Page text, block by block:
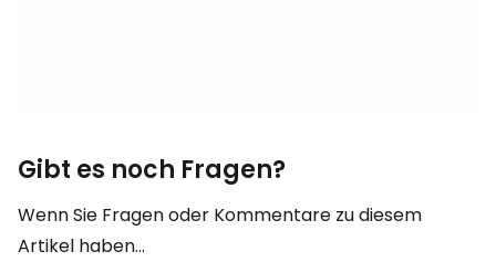
Gibt es noch Fragen?
Wenn Sie Fragen oder Kommentare zu diesem
Artikel haben...